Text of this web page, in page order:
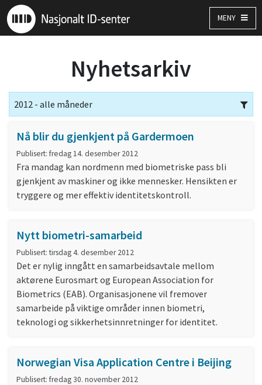
MENY
Nyhetsarkiv
2012 - alle måneder
Nå blir du gjenkjent på Gardermoen
Publisert: fredag 14. desember 2012
Fra mandag kan nordmenn med biometriske pass bli
gjenkjent av maskiner og ikke mennesker. Hensikten er
tryggere og mer effektiv identitetskontroll.
Nytt biometri-samarbeid
Publisert: tirsdag 4. desember 2012
Det er nylig inngått en samarbeidsavtale mellom
aktørene Eurosmart og European Association for
Biometrics (EAB). Organisasjonene vil fremover
samarbeide på viktige områder innen biometri,
teknologi og sikkerhetsinnretninger for identitet.
Norwegian Visa Application Centre i Beijing
Publisert: fredag 30. november 2012